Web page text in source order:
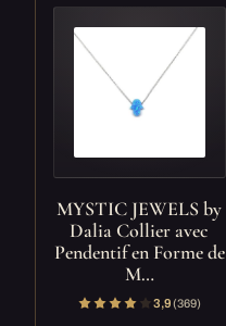
MYSTIC JEWELS by
Dalia Collier avec
Pendentif en Forme de
M…
3,9(369)